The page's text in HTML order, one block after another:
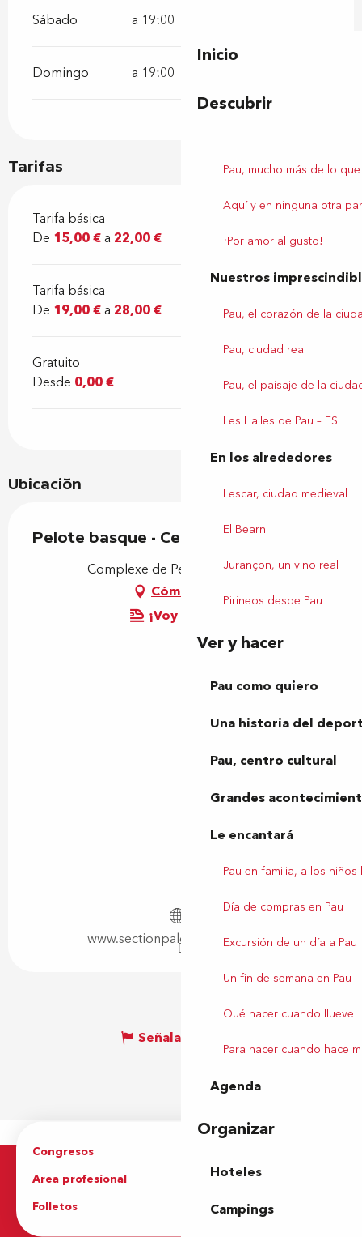
Inicio
Descubrir
Pau, mucho más de lo
Aquí y en ninguna otra
¡Por amor al gusto!
Nuestros
Pau, el corazón de la
Pau, ciudad real
Pau, el paisaje de la
Les Halles de Pau – ES
En los alrededores
Lescar, ciudad medieval
El Bearn
Jurançon, un vino real
Pirineos desde Pau
Ver y hacer
Pau como quiero
Una historia del
Pau, centro cultural
Grandes
Le encantará
Pau en familia, a los niños
Día de compras en Pau
Excursión de un día a Pau
Un fin de semana en Pau
Qué hacer cuando llueve
Para hacer cuando hace
Agenda
Organizar
Hoteles
Campings
Sábado a 19:00
Domingo a 19:00
Tarifas
Tarifa básica
De 15,00 €a 22,00 €
Tarifa básica
De 19,00 €a 28,00 €
Gratuito
Desde 0,00 €
Ubicación
Pelote basque - Cesta Punta Pau Cup
Complexe de Pelote, 64000 Pau
Cómo llegar
¡Voy en tren!
www.sectionpaloise-pelote.com
Señalar un error
Congresos
Area profesional
Prensa
Folletos
Oficina de Turismo